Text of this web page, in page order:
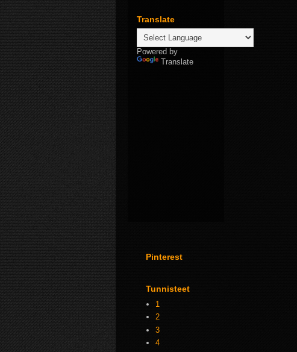
Translate
Powered by
Translate
Pinterest
Tunnisteet
1
2
3
4